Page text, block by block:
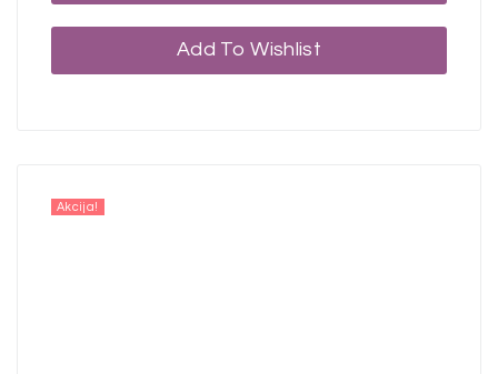
Add To Wishlist
Akcija!